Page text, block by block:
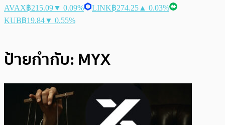
AVAX฿215.09▼ 0.09% LINK฿274.25 ▲ 0.03%
KUB฿19.84▼ 0.55%
ป้ายกำกับ: MYX